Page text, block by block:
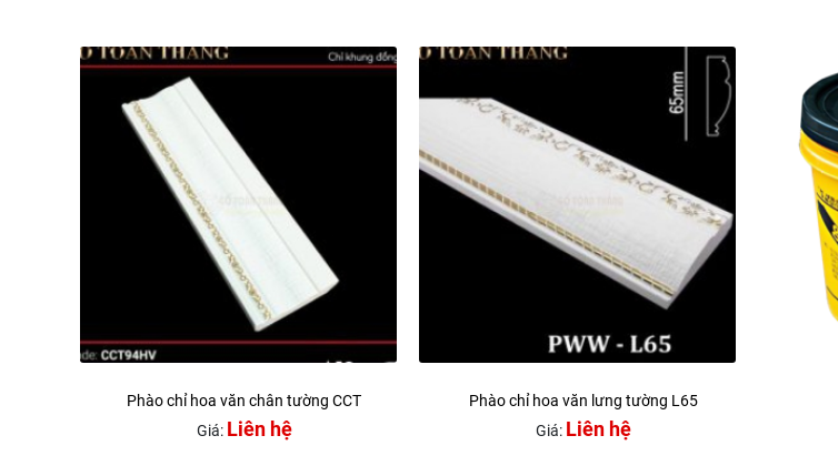
Phào chỉ hoa văn chân tường CCT
Giá: Liên hệ
Phào chỉ hoa văn lưng tường L65
Giá: Liên hệ